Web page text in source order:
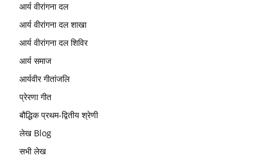
आर्य वीरांगना दल
आर्य वीरांगना दल शाखा
आर्य वीरांगना दल शिविर
आर्य समाज
आर्यवीर गीतांजलि
प्रेरणा गीत
बौद्धिक प्रथम-द्वितीय श्रेणी
लेख Blog
सभी लेख